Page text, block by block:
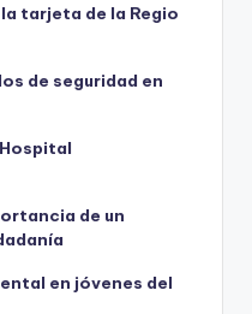
tarjeta de la Regio
de seguridad en
de un
en jóvenes del